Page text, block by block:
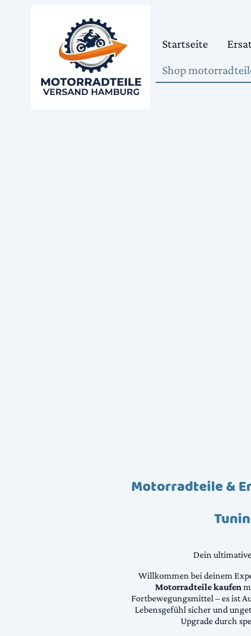
Startseite
Motorradteile &
Dein
Willkommen bei deinem
Motorradteile kaufen
Fortbewegungsmittel – es ist
Lebensgefühl sicher und
Upgrade durch